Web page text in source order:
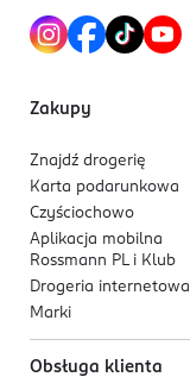
Zakupy
Znajdź drogerię
Karta podarunkowa
Czyściochowo
Aplikacja mobilna
Rossmann PL i Klub
Drogeria internetowa
Marki
Obsługa klienta